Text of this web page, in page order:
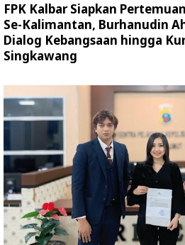
FPK Kalbar Siapkan
Se-Kalimantan, Burhanudin
Dialog Kebangsaan hingga
Singkawang